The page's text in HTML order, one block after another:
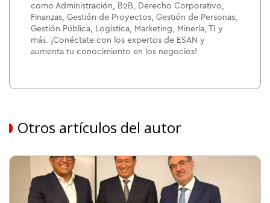
como Administración, B2B, Derecho Corporativo,
Finanzas, Gestión de Proyectos, Gestión de Personas,
Gestión Pública, Logística, Marketing, Minería, TI y
más. ¡Conéctate con los expertos de ESAN y
aumenta tu conocimiento en los negocios!
Otros artículos del autor